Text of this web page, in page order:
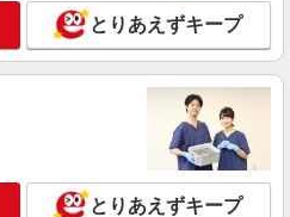
とりあえずキープ
とりあえずキープ